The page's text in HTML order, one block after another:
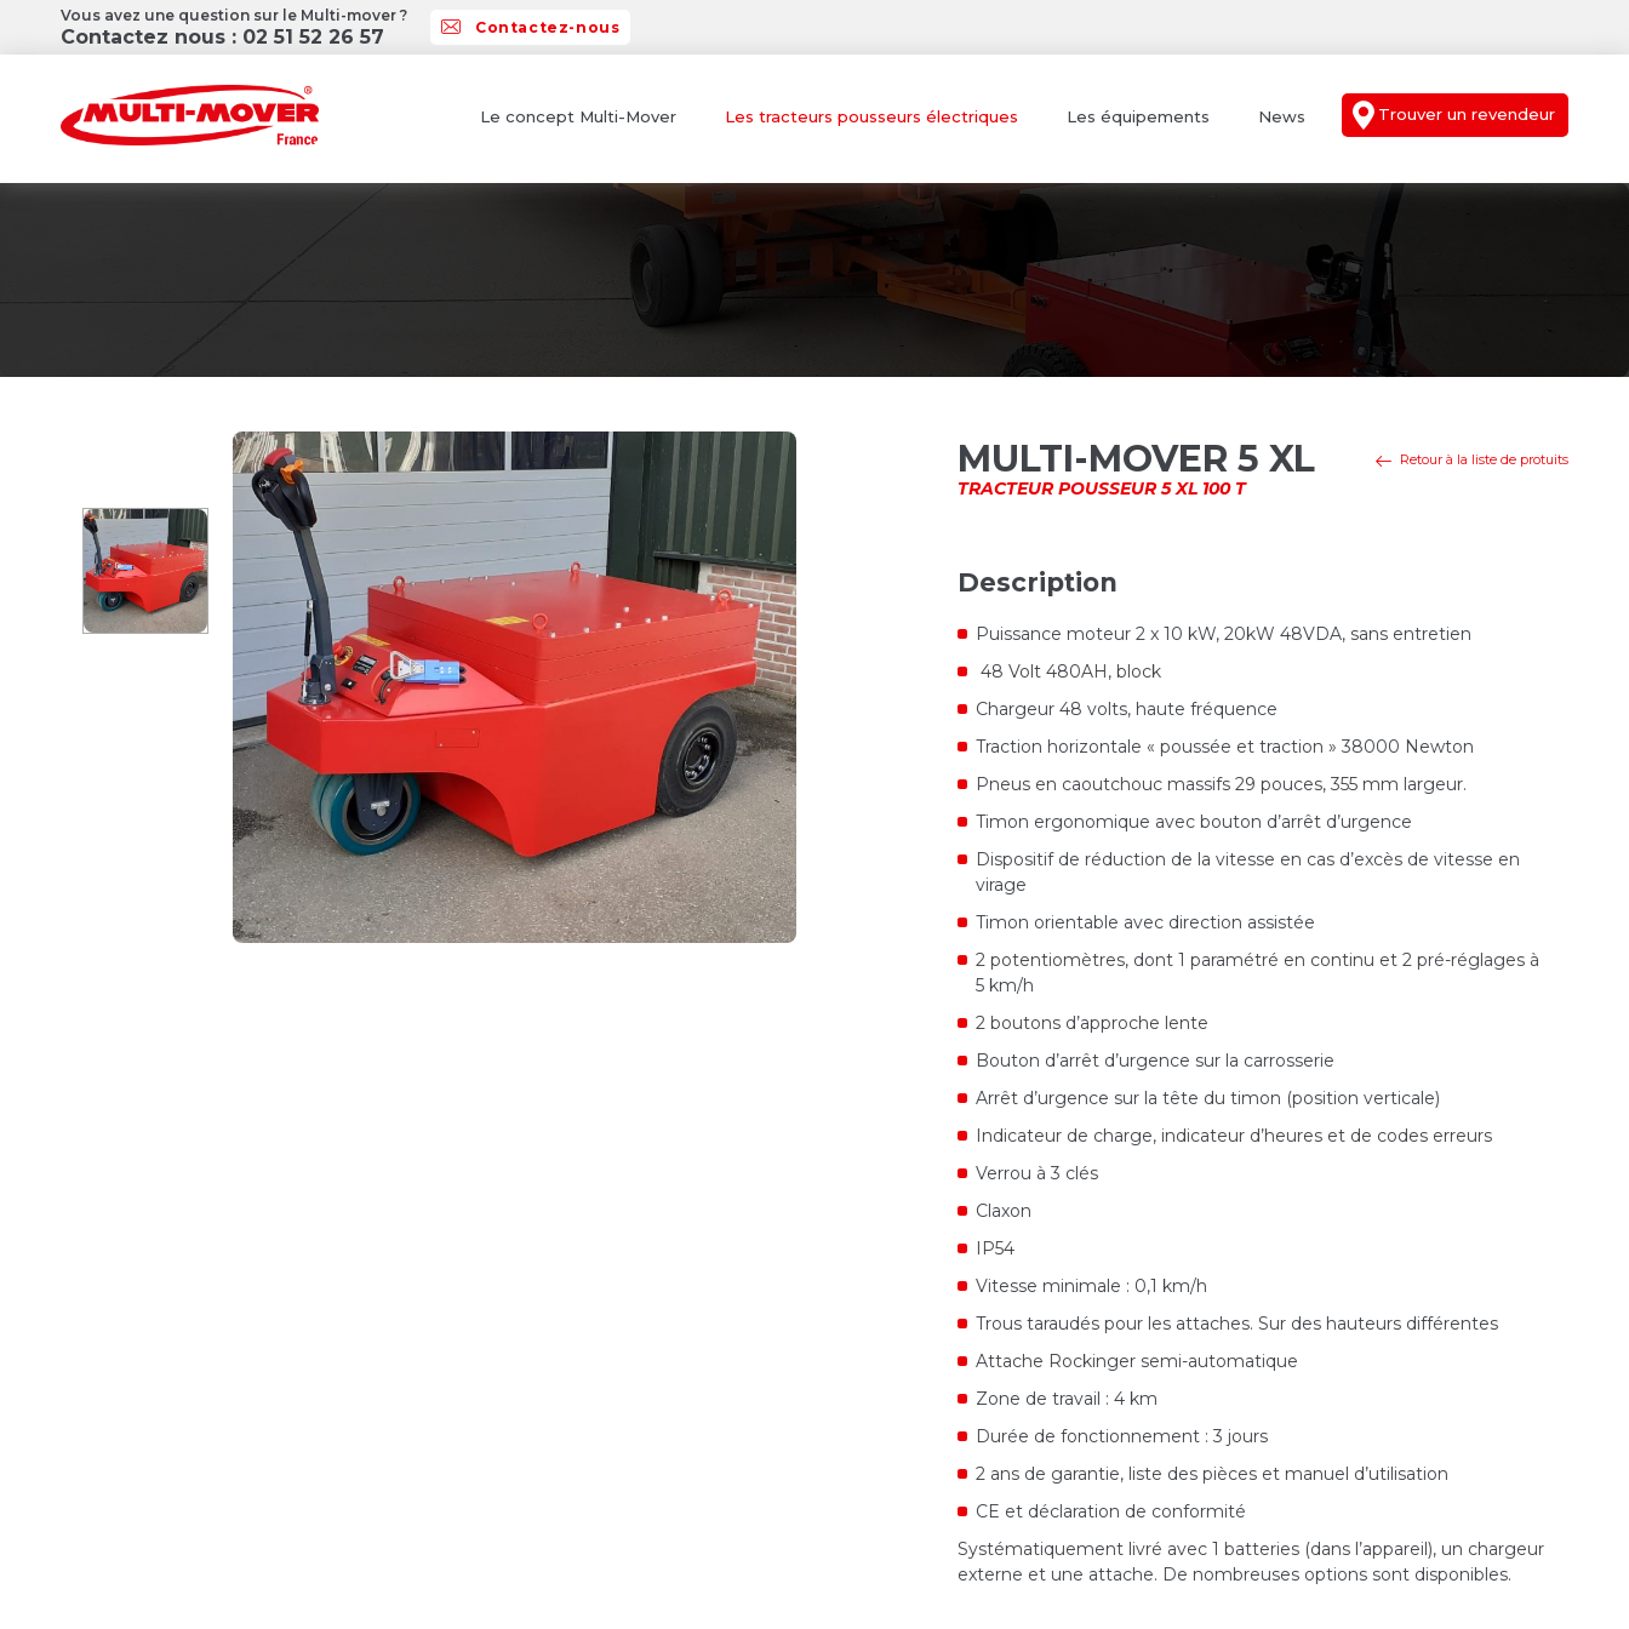
Vous avez une question sur le Multi-mover ?
Contactez nous : 02 51 52 26 57 Contactez-nous
Le concept Multi-Mover Les tracteurs pousseurs électriques Les équipements News Trouver un revendeur
Retour à la liste de protuits
MULTI-MOVER 5 XL
TRACTEUR POUSSEUR 5 XL 100 T
Description
Puissance moteur 2 x 10 kW, 20kW 48VDA, sans entretien
48 Volt 480AH, block
Chargeur 48 volts, haute fréquence
Traction horizontale « poussée et traction » 38000 Newton
Pneus en caoutchouc massifs 29 pouces, 355 mm largeur.
Timon ergonomique avec bouton d’arrêt d’urgence
Dispositif de réduction de la vitesse en cas d’excès de vitesse en
virage
Timon orientable avec direction assistée
2 potentiomètres, dont 1 paramétré en continu et 2 pré-réglages à
5 km/h
2 boutons d’approche lente
Bouton d’arrêt d’urgence sur la carrosserie
Arrêt d’urgence sur la tête du timon (position verticale)
Indicateur de charge, indicateur d’heures et de codes erreurs
Verrou à 3 clés
Claxon
IP54
Vitesse minimale : 0,1 km/h
Trous taraudés pour les attaches. Sur des hauteurs différentes
Attache Rockinger semi-automatique
Zone de travail : 4 km
Durée de fonctionnement : 3 jours
2 ans de garantie, liste des pièces et manuel d’utilisation
CE et déclaration de conformité
Systématiquement livré avec 1 batteries (dans l’appareil), un chargeur
externe et une attache. De nombreuses options sont disponibles.